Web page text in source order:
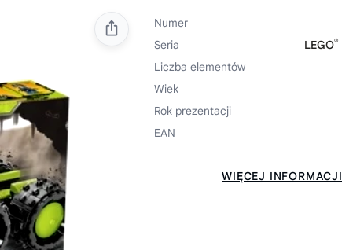
Numer
Seria
LEGO®
Liczba elementów
Wiek
Rok prezentacji
EAN
WIĘCEJ INFORMACJI